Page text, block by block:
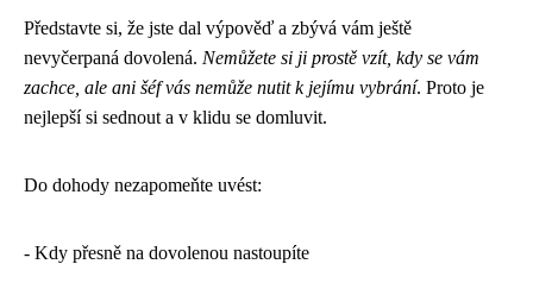
Představte si, že jste dal výpověď a zbývá vám ještě
nevyčerpaná dovolená. Nemůžete si ji prostě vzít, kdy se vám
zachce, ale ani šéf vás nemůže nutit k jejímu vybrání. Proto je
nejlepší si sednout a v klidu se domluvit.
Do dohody nezapomeňte uvést:
- Kdy přesně na dovolenou nastoupíte